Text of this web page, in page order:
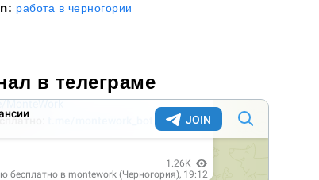
работа в черногории
в телеграме